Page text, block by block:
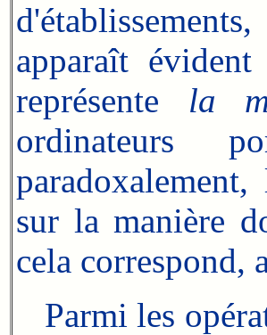
apparaît
représente la
ordinateurs
sur la manière
cela correspond,
Parmi les